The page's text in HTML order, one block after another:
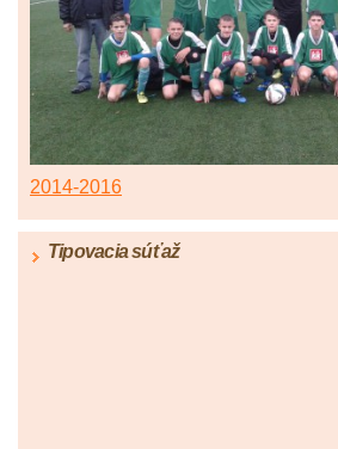
2014-2016
Tipovacia súťaž